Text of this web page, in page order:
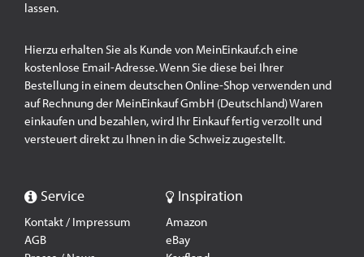
lassen.
Hierzu erhalten Sie als Kunde von MeinEinkauf.ch eine
kostenlose Email-Adresse. Wenn Sie diese bei Ihrer
Bestellung in einem deutschen Online-Shop verwenden und
auf Rechnung der MeinEinkauf GmbH (Deutschland) Waren
einkaufen und bezahlen, wird Ihr Einkauf fertig verzollt und
versteuert direkt zu Ihnen in die Schweiz zugestellt.
Service
Kontakt / Impressum
AGB
Inspiration
Amazon
eBay